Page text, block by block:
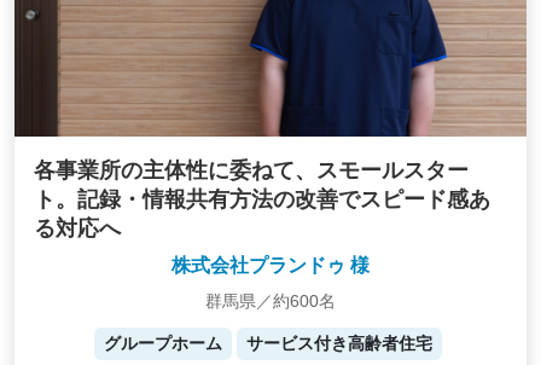
各事業所の主体性に委ねて、スモールスター
ト。記録・情報共有方法の改善でスピード感あ
る対応へ
株式会社プランドゥ 様
群馬県／約600名
グループホーム
サービス付き高齢者住宅